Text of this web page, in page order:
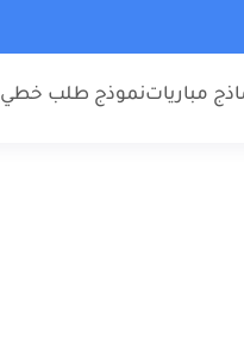
مبارياتنموذج طلب خطي